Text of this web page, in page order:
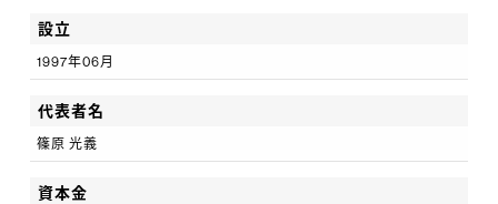
目標に対して「できていること、できていないこと」を振返
ります。また月1回上長がスタッフの個人面談を行い、目
標達成に向けての後押しを行っています。
-Keyword 2育成制度-
社内で作り上げた販売スキルアップ研修のプログラムを
設立
1997年06月
代表者名
篠原 光義
資本金